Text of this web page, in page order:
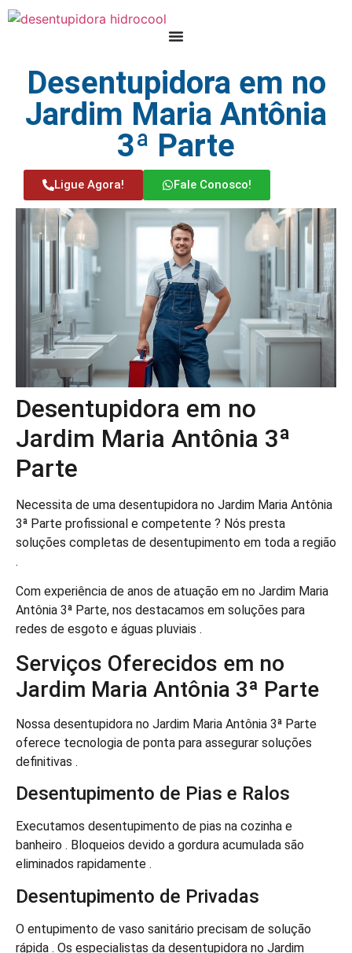
Desentupidora em no
Jardim Maria Antônia
3ª Parte
Ligue Agora! Fale Conosco!
Desentupidora em no
Jardim Maria Antônia 3ª
Parte
Necessita de uma desentupidora no Jardim Maria Antônia
3ª Parte profissional e competente ? Nós presta
soluções completas de desentupimento em toda a região
.
Com experiência de anos de atuação em no Jardim Maria
Antônia 3ª Parte, nos destacamos em soluções para
redes de esgoto e águas pluviais .
Serviços Oferecidos em no
Jardim Maria Antônia 3ª Parte
Nossa desentupidora no Jardim Maria Antônia 3ª Parte
oferece tecnologia de ponta para assegurar soluções
definitivas .
Desentupimento de Pias e Ralos
Executamos desentupimento de pias na cozinha e
banheiro . Bloqueios devido a gordura acumulada são
eliminados rapidamente .
Desentupimento de Privadas
O entupimento de vaso sanitário precisam de solução
rápida . Os especialistas da desentupidora no Jardim